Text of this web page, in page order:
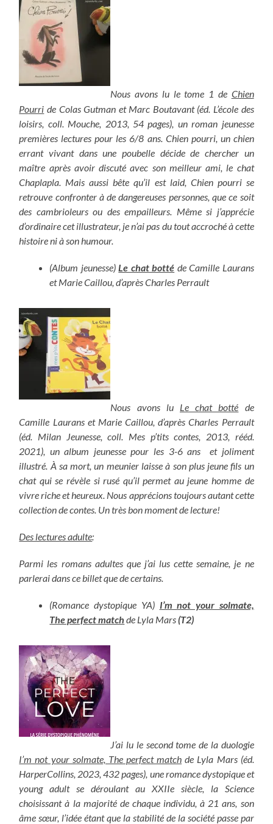
Nous avons lu le tome 1 de Chien
Pourri de Colas Gutman et Marc Boutavant (éd. L’école des
loisirs, coll. Mouche, 2013, 54 pages), un roman jeunesse
premières lectures pour les 6/8 ans. Chien pourri, un chien
errant vivant dans une poubelle décide de chercher un
maître après avoir discuté avec son meilleur ami, le chat
Chaplapla. Mais aussi bête qu’il est laid, Chien pourri se
retrouve confronter à de dangereuses personnes, que ce soit
des cambrioleurs ou des empailleurs. Même si j’apprécie
d’ordinaire cet illustrateur, je n’ai pas du tout accroché à cette
histoire ni à son humour.
(Album jeunesse) Le chat botté de Camille Laurans
et Marie Caillou, d’après Charles Perrault
Nous avons lu Le chat botté de
Camille Laurans et Marie Caillou, d’après Charles Perrault
(éd. Milan Jeunesse, coll. Mes p’tits contes, 2013, rééd.
2021), un album jeunesse pour les 3-6 ans et joliment
illustré. À sa mort, un meunier laisse à son plus jeune fils un
chat qui se révèle si rusé qu’il permet au jeune homme de
vivre riche et heureux. Nous apprécions toujours autant cette
collection de contes. Un très bon moment de lecture!
Des lectures adulte:
Parmi les romans adultes que j’ai lus cette semaine, je ne
parlerai dans ce billet que de certains.
(Romance dystopique YA) I’m not your solmate,
The perfect match de Lyla Mars(T2)
J’ai lu le second tome de la duologie
I’m not your solmate, The perfect match de Lyla Mars (éd.
HarperCollins, 2023, 432 pages), une romance dystopique et
young adult se déroulant au XXIIe siècle, la Science
choisissant à la majorité de chaque individu, à 21 ans, son
âme sœur, l’idée étant que la stabilité de la société passe par